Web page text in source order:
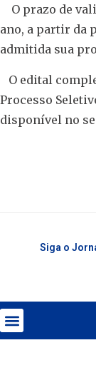
O prazo de
ano, a partir da
admitida sua
O edital
Processo
disponível no
Siga o